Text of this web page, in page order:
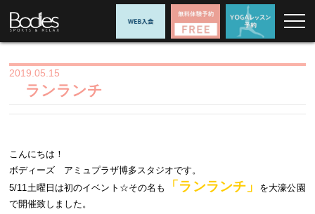
2019.05.15
ランランチ
こんにちは！
ボディーズ アミュプラザ博多スタジオです。
5/11土曜日は初のイベント☆その名も
「ランランチ」
を大濠公園
で開催致しました。